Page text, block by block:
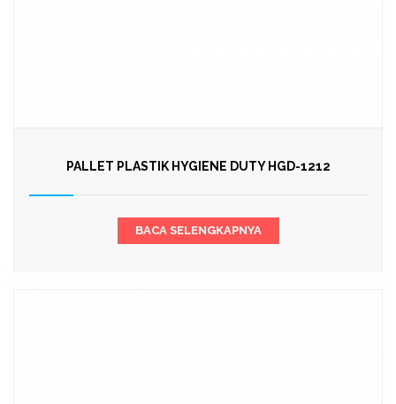
PALLET PLASTIK HYGIENE DUTY HGD-1212
BACA SELENGKAPNYA